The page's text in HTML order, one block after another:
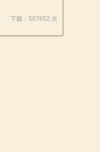
下载：507652 次